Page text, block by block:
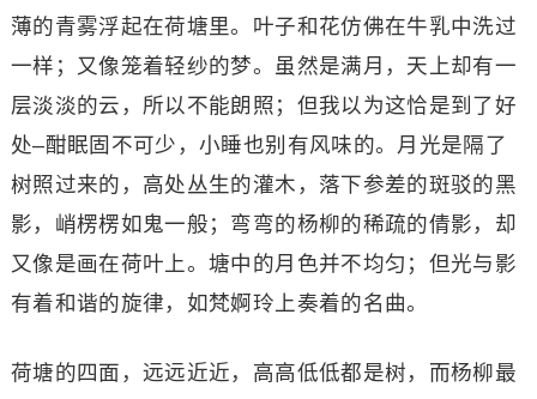
薄的青雾浮起在荷塘里。叶子和花仿佛在牛乳中洗过
一样；又像笼着轻纱的梦。虽然是满月，天上却有一
层淡淡的云，所以不能朗照；但我以为这恰是到了好
处–酣眠固不可少，小睡也别有风味的。月光是隔了
树照过来的，高处丛生的灌木，落下参差的斑驳的黑
影，峭楞楞如鬼一般；弯弯的杨柳的稀疏的倩影，却
又像是画在荷叶上。塘中的月色并不均匀；但光与影
有着和谐的旋律，如梵婀玲上奏着的名曲。
荷塘的四面，远远近近，高高低低都是树，而杨柳最